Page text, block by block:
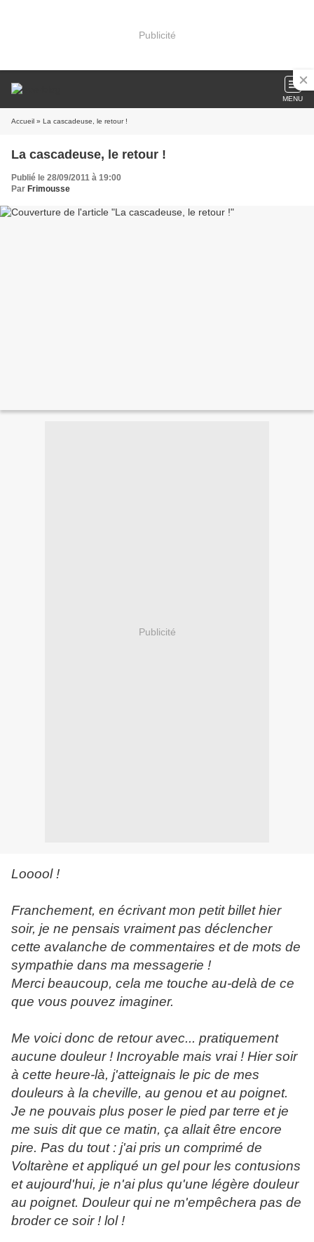
Publicité
MENU
Accueil » La cascadeuse, le retour !
La cascadeuse, le retour !
Publié le 28/09/2011 à 19:00
Par Frimousse
Publicité
Looool !
Franchement, en écrivant mon petit billet hier
soir, je ne pensais vraiment pas déclencher
cette avalanche de commentaires et de mots de
sympathie dans ma messagerie !
Merci beaucoup, cela me touche au-delà de ce
que vous pouvez imaginer.
Me voici donc de retour avec... pratiquement
aucune douleur ! Incroyable mais vrai ! Hier soir
à cette heure-là, j'atteignais le pic de mes
douleurs à la cheville, au genou et au poignet.
Je ne pouvais plus poser le pied par terre et je
me suis dit que ce matin, ça allait être encore
pire. Pas du tout : j'ai pris un comprimé de
Voltarène et appliqué un gel pour les contusions
et aujourd'hui, je n'ai plus qu'une légère douleur
au poignet. Douleur qui ne m'empêchera pas de
broder ce soir ! lol !